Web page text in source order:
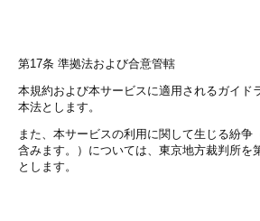
第17条 準拠法および合意管轄
本規約および本サービスに適用されるガイド
本法とします。
また、本サービスの利用に関して生じる紛争
含みます。）については、東京地方裁判所を
とします。